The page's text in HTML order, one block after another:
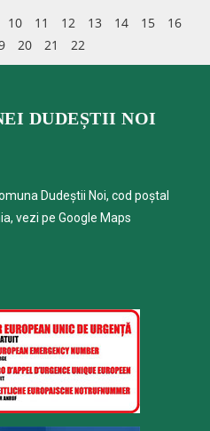
10 11 12 13 14 15
16
20 21 22
DUDEȘTII NOI
Dudeștii Noi, cod poștal
vezi pe Google Maps